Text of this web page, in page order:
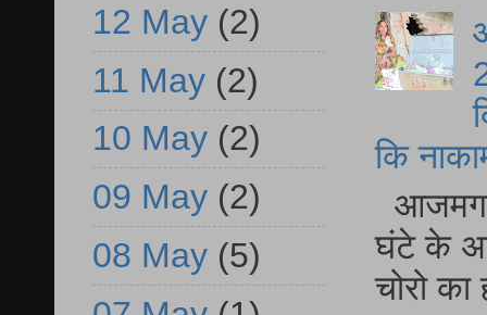
कि
घंटे के
चोरो
12 May (2)
11 May (2)
10 May (2)
09 May (2)
08 May (5)